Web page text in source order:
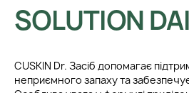
SOLUTION
CUSKIN Dr. Засіб допомагає
неприємного запаху та